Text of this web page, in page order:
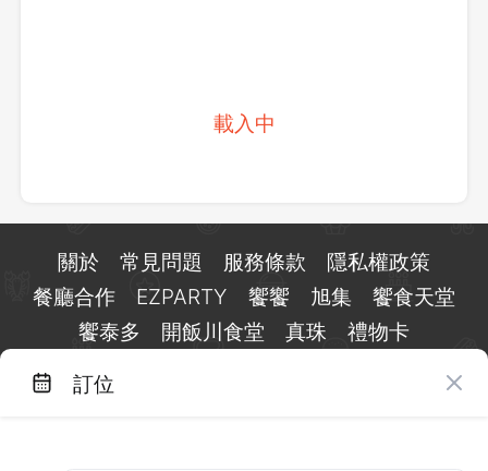
載入中
訂位
關於 常見問題 服務條款
隱私權政策
餐廳合作
EZPARTY 饗饗 旭集
饗食天堂
饗泰多
開飯川食堂 真珠 禮物卡